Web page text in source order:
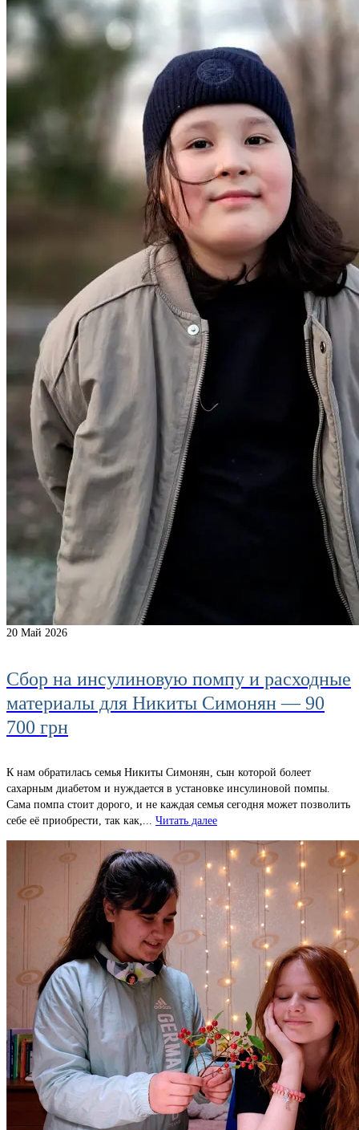
20 Май 2026
Сбор на инсулиновую помпу и расходные
материалы для Никиты Симонян — 90
700 грн
К нам обратилась семья Никиты Симонян, сын которой болеет
сахарным диабетом и нуждается в установке инсулиновой помпы.
Сама помпа стоит дорого, и не каждая семья сегодня может позволить
себе её приобрести, так как,... Читать далее